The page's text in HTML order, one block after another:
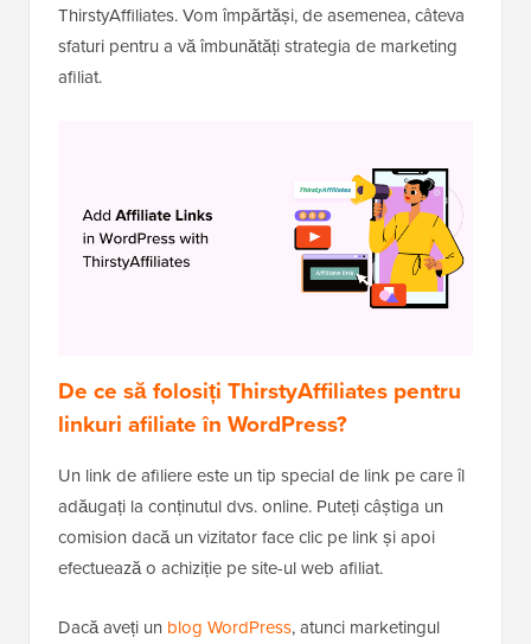
ThirstyAffiliates. Vom împărtăși, de asemenea, câteva
sfaturi pentru a vă îmbunătăți strategia de marketing
afiliat.
De ce să folosiți ThirstyAffiliates pentru
linkuri afiliate în WordPress?
Un link de afiliere este un tip special de link pe care îl
adăugați la conținutul dvs. online. Puteți câștiga un
comision dacă un vizitator face clic pe link și apoi
efectuează o achiziție pe site-ul web afiliat.
Dacă aveți un blog WordPress, atunci marketingul